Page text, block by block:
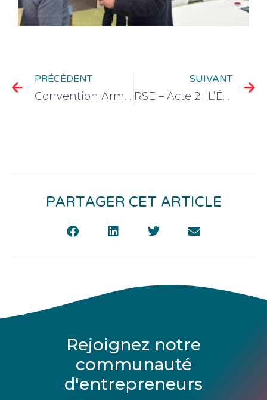
PRÉCÉDENT
Convention Armée de Terre x CPME Marne — Une nouvelle dynamique pour l’emploi !
SUIVANT
RSE – Acte 2 : L’Économie Circulaire
PARTAGER CET ARTICLE
Rejoignez notre
communauté
d'entrepreneurs